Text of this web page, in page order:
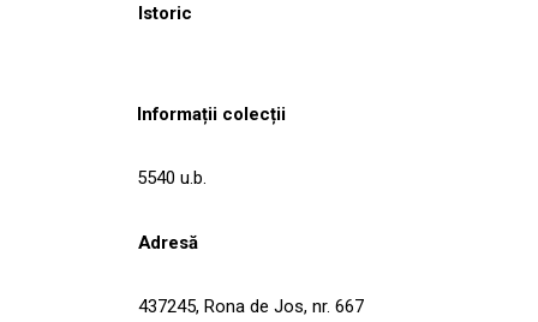
Istoric
Informații colecții
5540 u.b.
Adresă
437245, Rona de Jos, nr. 667